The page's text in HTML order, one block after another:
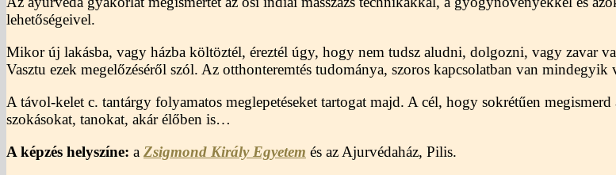
lehetőségeivel.
Mikor új lakásba, vagy házba költöztél, éreztél úgy, hogy nem tudsz aludni, dolgozni, vagy zavar
Vasztu ezek megelőzéséről szól. Az otthonteremtés tudománya, szoros kapcsolatban van mindegyik
A távol-kelet c. tantárgy folyamatos meglepetéseket tartogat majd. A cél, hogy sokrétűen
szokásokat, tanokat, akár élőben is…
A képzés helyszíne: a Zsigmond Király Egyetem és az Ajurvédaház, Pilis.